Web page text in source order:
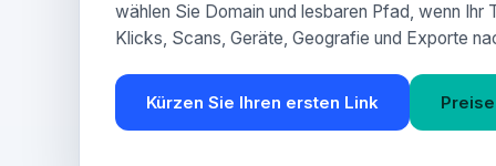
wählen Sie Domain und lesbaren Pfad, wenn Ihr
Klicks, Scans, Geräte, Geografie und Exporte
Kürzen Sie Ihren ersten Link